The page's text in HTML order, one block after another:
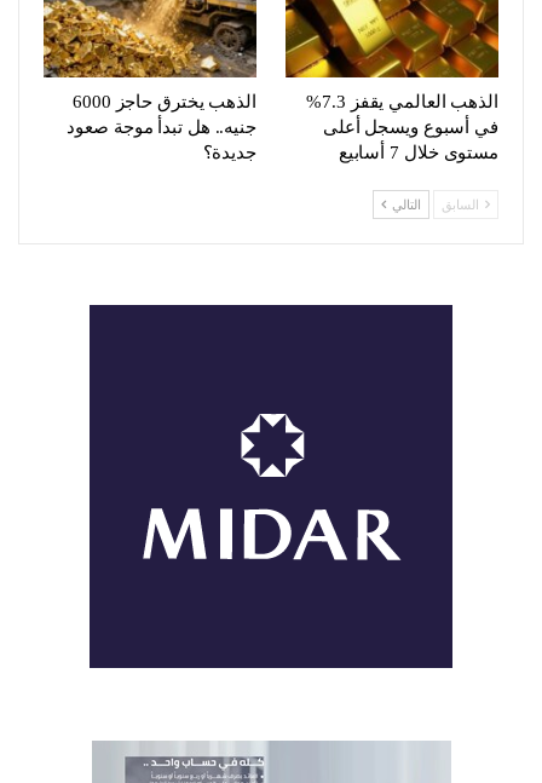
الذهب العالمي يقفز 7.3%
في أسبوع ويسجل أعلى
مستوى خلال 7 أسابيع
الذهب يخترق حاجز 6000
جنيه.. هل تبدأ موجة صعود
جديدة؟
السابق التالي